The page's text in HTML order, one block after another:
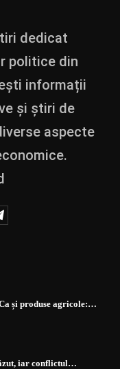
dedicat
politice din
informații
și știri de
aspecte
și produse agricole:…
iar conflictul…